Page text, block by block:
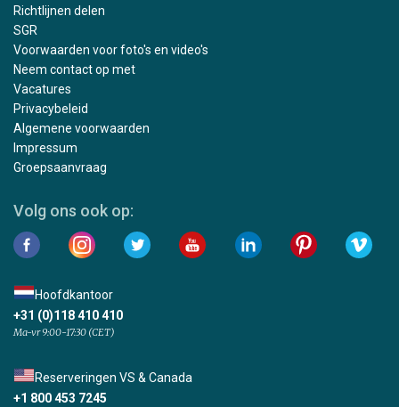
Richtlijnen delen
SGR
Voorwaarden voor foto's en video's
Neem contact op met
Vacatures
Privacybeleid
Algemene voorwaarden
Impressum
Groepsaanvraag
Volg ons ook op:
Hoofdkantoor
+31 (0)118 410 410
Ma-vr 9:00-17:30 (CET)
Reserveringen VS & Canada
+1 800 453 7245